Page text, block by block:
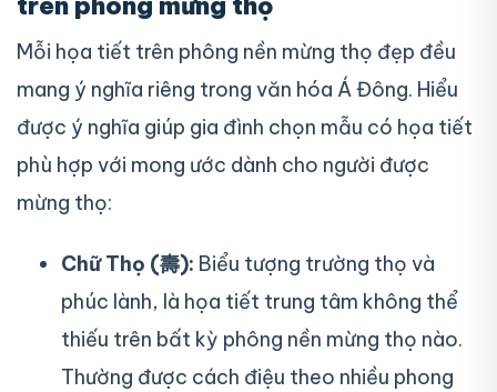
Mỗi họa tiết trên phông nền mừng thọ đẹp đều
mang ý nghĩa riêng trong văn hóa Á Đông. Hiểu
được ý nghĩa giúp gia đình chọn mẫu có họa tiết
phù hợp với mong ước dành cho người được
mừng thọ:
Chữ Thọ (壽): Biểu tượng trường thọ và
phúc lành, là họa tiết trung tâm không thể
thiếu trên bất kỳ phông nền mừng thọ nào.
Thường được cách điệu theo nhiều phong